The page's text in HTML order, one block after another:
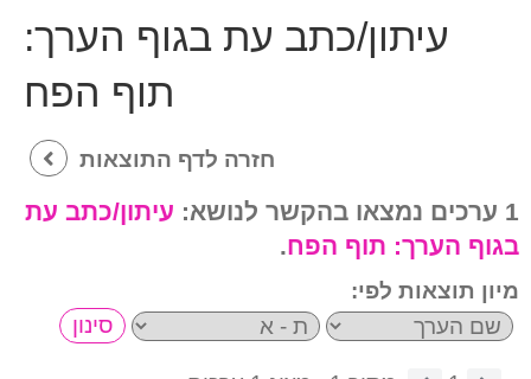
עיתון/כתב עת בגוף הערך:
תוף הפח
חזרה לדף התוצאות
1 ערכים נמצאו בהקשר לנושא:
עיתון/כתב עת
בגוף הערך: תוף הפח.
מיון תוצאות לפי: